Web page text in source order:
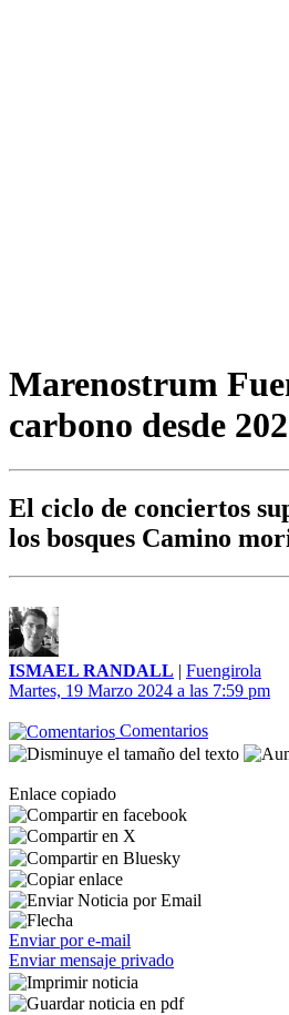
Marenostrum
carbono desde
El ciclo de conciertos
los bosques Camino
ISMAEL RANDALL | Fuengirola
Martes, 19 Marzo 2024 a las 7:59 pm
Comentarios
Enlace copiado
Enviar por e-mail
Enviar mensaje privado